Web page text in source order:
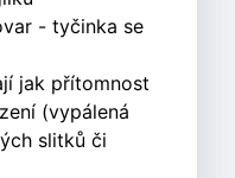
- tyčinka se
jak přítomnost
(vypálená
slitků či